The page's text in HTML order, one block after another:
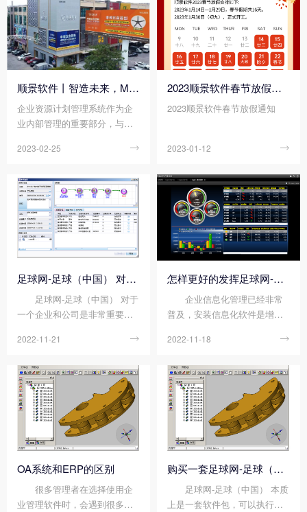
技为其实现数字化工厂系统的
迭代升级。借助顺景团队近二
十年专研制造业数字化管理所
积淀的能力和经验，这次的数
字化升级将帮助涂亿科技建立
从订单到出货、从原料到产
链条信息及时交互、数据准确
透明，构建全方位的数字化企
业管理平台。
自坚峰新材料、日之升、银禧
科技、科聚孚、横店得邦、瑞
堂塑料等单位的企业的代表齐
聚一堂，就数字化工厂建设的
发展趋势、顶层设计和应用案
例进行了深入探讨，旨在为塑
动力。
顺景软件丨智造未来，MES数字化赋能制造业变革重生！
企业资源计划管理系统作为企
业内部管理的重要部分，与智
代企业管理必然趋势。为进一
果、降低管理成本，申晖五金
携手顺景软件科技开启企业资
源管理数字化升级之旅。
2023-02-25 
2023顺景软件春节放假通知
2023顺景软件春节放假通知
2023-01-12 
足球网-足球（中国） 对企业的意义
足球网-足球（中国） 对于
一个企业和公司是非常重要的
更重要的是一个管理思想，它
关的外部资源的整合。足球网-
足球（中国） 对企业的意义是
什么?以下是顺景ERP软件小编
的分享。 从...
2022-11-21 
怎样更好的发挥足球网-足球（中国） 优势?
企业信息化管理已经非常
普及，安装信息化软件是增强
段，那么，企业该如何展开信
很多企业首先会想到ERP，作
为一种系统化的管理思想和先
进的管理模式，建立...
2022-11-18 
OA系统和ERP的区别
很多管理者在选择使用企
业管理软件时，会遇到很多种
购买一套足球网-足球（中国） 需要投入哪些?
足球网-足球（中国） 本质
上是一套软件包，可以执行会